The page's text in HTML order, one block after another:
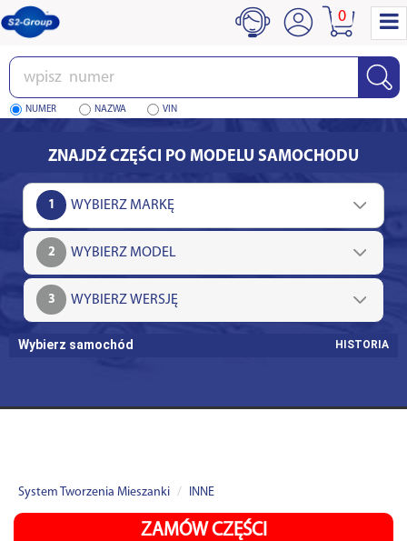
Wpisz
numer
NUMER NAZWA VIN
0
ZNAJDŹ CZĘŚCI PO MODELU SAMOCHODU
1
2
3
Wybierz samochód HISTORIA
System Tworzenia Mieszanki INNE
ZAMÓW CZĘŚCI